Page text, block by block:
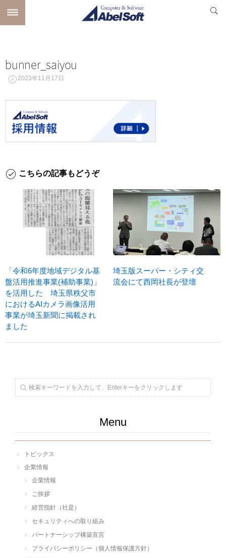
bunner_saiyou
2023年11月17日
こちらの記事もどうぞ
「令和6年度地域デジタル基
盤活用推進事業(補助事業)」
を活用した 埼玉県秩父市
におけるAIカメラ画像活用
事業が埼玉新聞に掲載され
ました
埼玉版スーパー・シティ交
流会にて西岡社長が登壇
Menu
トピックス
企業情報
企業情報
ご挨拶
経営指針（社是）
セキュリティへの取り組み
パートナーシップ構築宣言
プライバシーポリシー（個人情報保護方針）